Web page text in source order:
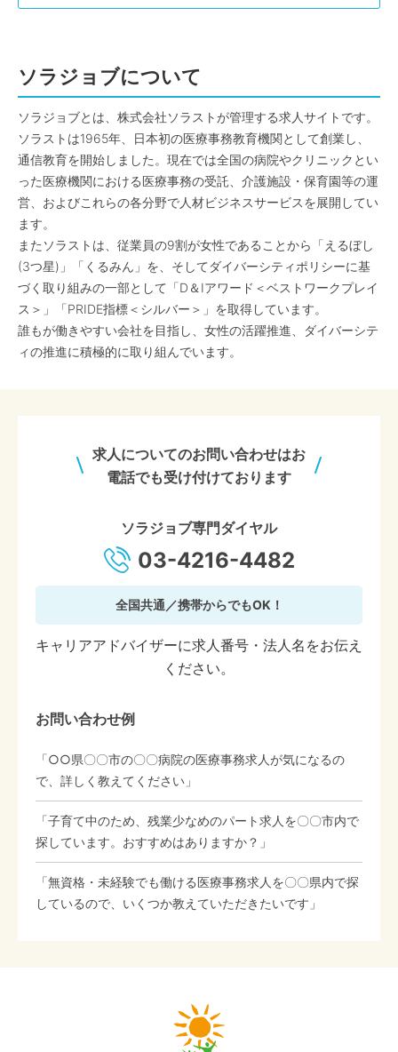
ソラジョブについて
ソラジョブとは、株式会社ソラストが管理する求人サイトです。
ソラストは1965年、日本初の医療事務教育機関として創業し、
通信教育を開始しました。現在では全国の病院やクリニックとい
った医療機関における医療事務の受託、介護施設・保育園等の運
営、およびこれらの各分野で人材ビジネスサービスを展開してい
ます。
またソラストは、従業員の9割が女性であることから「えるぼし
(3つ星)」「くるみん」を、そしてダイバーシティポリシーに基
づく取り組みの一部として「D＆Iアワード＜ベストワークプレイ
ス＞」「PRIDE指標＜シルバー＞」を取得しています。
誰もが働きやすい会社を目指し、女性の活躍推進、ダイバーシテ
ィの推進に積極的に取り組んでいます。
求人についてのお問い合わせはお
電話でも受け付けております
ソラジョブ専門ダイヤル
03-4216-4482
全国共通／携帯からでもOK！
キャリアアドバイザーに求人番号・法人名をお伝え
ください。
お問い合わせ例
「○○県〇〇市の〇〇病院の医療事務求人が気になるの
で、詳しく教えてください」
「子育て中のため、残業少なめのパート求人を〇〇市内で
探しています。おすすめはありますか？」
「無資格・未経験でも働ける医療事務求人を〇〇県内で探
しているので、いくつか教えていただきたいです」